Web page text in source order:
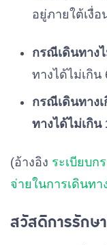
อยู่ภายใต้เงื่อ
กรณีเดินทาง
ทางได้ไม่เกิน
กรณีเดินทาง
ทางได้ไม่เกิน
(อ้างอิง ระเบียบก
จ่ายในการเดินทา
สวัสดิการรักษ